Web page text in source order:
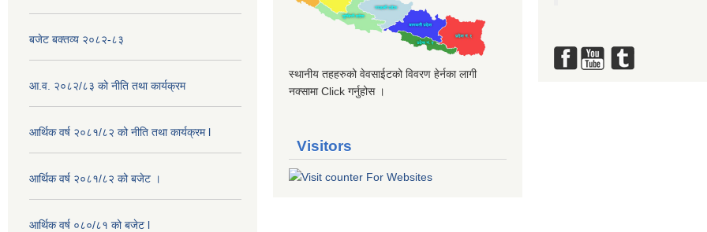
बजेट बक्तव्य २०८२-८३
आ.व. २०८२/८३ को नीति तथा कार्यक्रम
आर्थिक वर्ष २०८१/८२ को नीति तथा कार्यक्रम l
आर्थिक वर्ष २०८१/८२ को बजेट ।
आर्थिक वर्ष ०८०/८१ को बजेट l
स्थानीय तहहरुको वेवसाईटको विवरण हेर्नका लागी
नक्सामा Click गर्नुहोस ।
Visitors